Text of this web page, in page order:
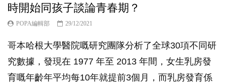
時開始同孩子談論青春期？
POPA編輯部 29/12/2021
哥本哈根大學醫院嘅研究團隊分析了全球30項不同研
究數據，發現在 1977 年至 2013 年間，女生乳房發
育嘅年齡年平均每10年就提前3個月，而乳房發育係